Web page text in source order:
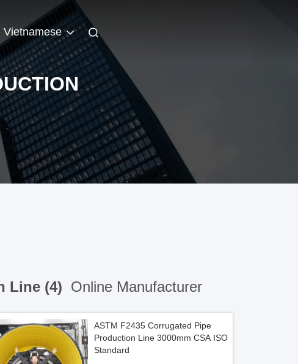
Vietnamese
Line (4) Online Manufacturer
ASTM F2435 Corrugated Pipe
Production Line 3000mm CSA ISO
Standard